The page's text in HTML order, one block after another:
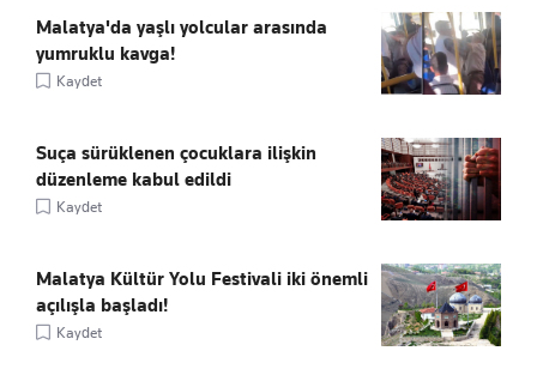
Malatya'da yaşlı yolcular arasında
yumruklu kavga!
Kaydet
Suça sürüklenen çocuklara ilişkin
düzenleme kabul edildi
Kaydet
Malatya Kültür Yolu Festivali iki önemli
açılışla başladı!
Kaydet